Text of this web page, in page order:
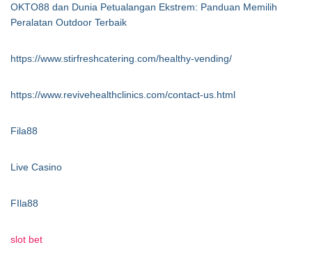
OKTO88 dan Dunia Petualangan Ekstrem: Panduan Memilih
Peralatan Outdoor Terbaik
https://www.stirfreshcatering.com/healthy-vending/
https://www.revivehealthclinics.com/contact-us.html
Fila88
Live Casino
FIla88
slot bet